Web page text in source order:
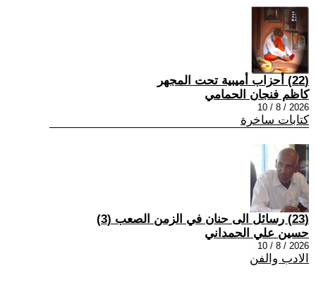
(22) أحزاب أميبية تحت المجهر
كاظم فنجان الحمامي
2026 / 8 / 10
كتابات ساخرة
(23) رسائل الى حنان في الزمن الصعب (3)
حسين علي الحمداني
2026 / 8 / 10
الادب والفن